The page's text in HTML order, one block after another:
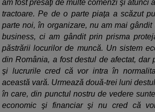
am fost presaţi de multe comenzi şi atunci
tractoare. Pe de o parte piaţa a scăzut
parte noi, în organizare, nu am mai gândit
business, ci am gândit prin prisma
păstrării locurilor de muncă. Un sistem
din România, a fost destul de afectat, dar
şi lucrurile cred că vor intra în
această vară. Urmează două-trei luni
în care, din punctul nostru de vedere
economic şi financiar şi nu cred că